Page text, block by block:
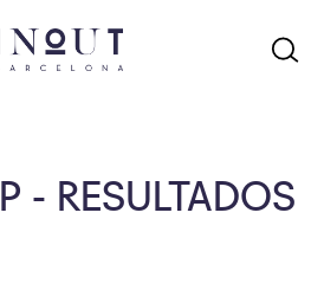
- RESULTADOS